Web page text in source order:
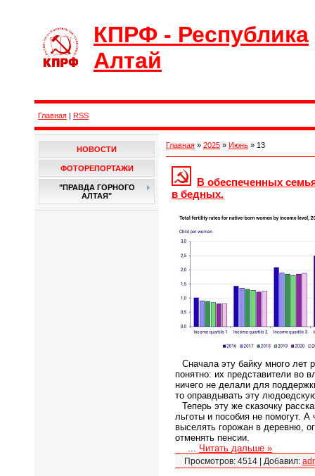
КПРФ - Республика
Алтай
Главная | RSS
НОВОСТИ
ФОТОРЕПОРТАЖИ
"ПРАВДА ГОРНОГО
АЛТАЯ"
Главная » 2025 » Июнь » 13
В обеспеченных
в бедных.
Сначала эту байку много лет
понятно: их представители во
ничего не делали для
то оправдывать эту
Теперь эту же сказочку
льготы и пособия не помогут.
выселять горожан в деревню,
отменять пенсии.
Читать дальше »
Просмотров: 4514 | Добавил: